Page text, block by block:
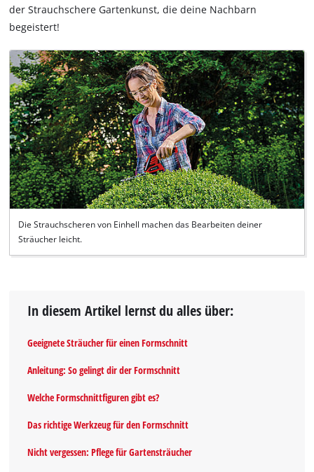
der Strauchschere Gartenkunst, die deine Nachbarn
begeistert!
Die Strauchscheren von Einhell machen das Bearbeiten deiner
Sträucher leicht.
In diesem Artikel lernst du alles über:
Geeignete Sträucher für einen Formschnitt
Anleitung: So gelingt dir der Formschnitt
Welche Formschnittfiguren gibt es?
Das richtige Werkzeug für den Formschnitt
Nicht vergessen: Pflege für Gartensträucher